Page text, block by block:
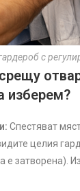
с
изберем?
Спестяват
целия
е затворена).